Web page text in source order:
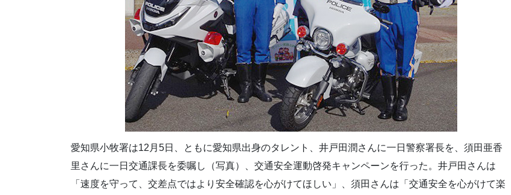
愛知県小牧署は12月5日、ともに愛知県出身のタレント、井戸田潤さんに一日警察署長を、須田亜香
里さんに一日交通課長を委嘱し（写真）、交通安全運動啓発キャンペーンを行った。井戸田さんは
「速度を守って、交差点ではより安全確認を心がけてほしい」、須田さんは「交通安全を心がけて楽